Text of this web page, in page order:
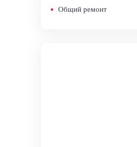
Общий ремонт